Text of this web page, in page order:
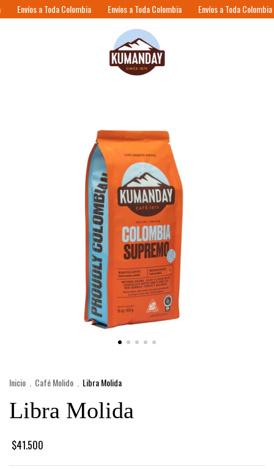
Envíos a Toda Colombia Envíos a Toda Colombia Envíos a Toda Colombia
Inicio Café Molido Libra Molida
Libra Molida
$41.500